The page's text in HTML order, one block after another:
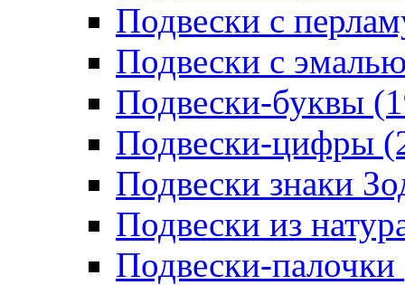
Подвески с
Подвески с
Подвески-буквы
Подвески-цифры
Подвески знаки
Подвески из
Подвески-